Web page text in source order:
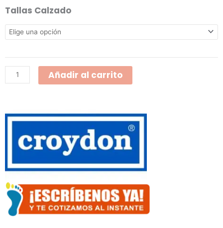
$
Tallas Calzado
Discovery
Bajo
Linea
7230050
SKU
18
Rojo
cantidad
Añadir al carrito